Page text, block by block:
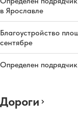
в Ярославле
Благоустройство
сентябре
Определен
Дороги